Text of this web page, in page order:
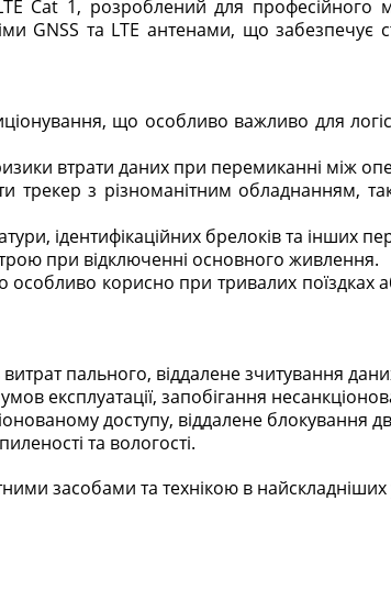
Cat 1, розроблений для професійного
GNSS та LTE антенами, що забезпечує
що особливо важливо для
втрати даних при перемиканні між
трекер з різноманітним обладнанням,
ідентифікаційних брелоків та інших
при відключенні основного живлення.​
корисно при тривалих поїздках
пального, віддалене зчитування
експлуатації, запобігання
доступу, віддалене блокування
та вологості.​
засобами та технікою в